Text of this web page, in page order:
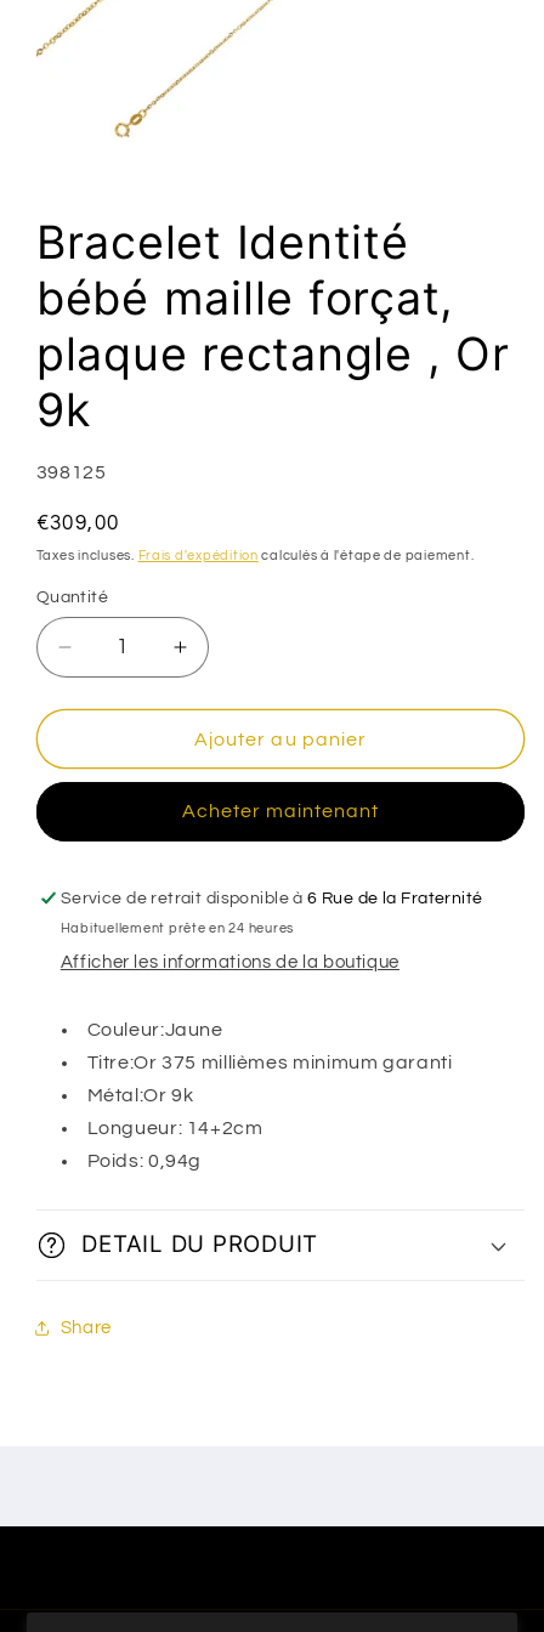
1
dans
une
fenêtre
modale
Bracelet Identité
bébé maille forçat,
plaque rectangle , Or
9k
SKU:
398125
Prix
habituel
€309,00
Taxes incluses. Frais d'expédition calculés à l'étape de paiement.
Quantité
Réduire
la
quantité
Bracelet
maille
plaque
rectangle
,
Or
Augmenter
la
quantité
de
Bracelet
bébé
maille
plaque
rectangle
,
Or
Ajouter au panier
Acheter maintenant
Service de retrait disponible à6 Rue de la Fraternité
Habituellement prête en 24 heures
Afficher les informations de la boutique
Couleur:Jaune
Titre:Or 375 millièmes minimum garanti
Métal:Or 9k
Longueur: 14+2cm
Poids: 0,94g
DETAIL DU PRODUIT
Share